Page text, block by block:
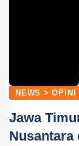
NEWS > OPINI
Jawa
Nusantara